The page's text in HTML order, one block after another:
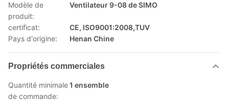
Modèle de
produit:
Ventilateur 9-08 de SIMO
certificat:
CE, ISO9001:2008,TUV
Pays d'origine:
Henan Chine
Propriétés commerciales
Quantité minimale
de commande:
1 ensemble